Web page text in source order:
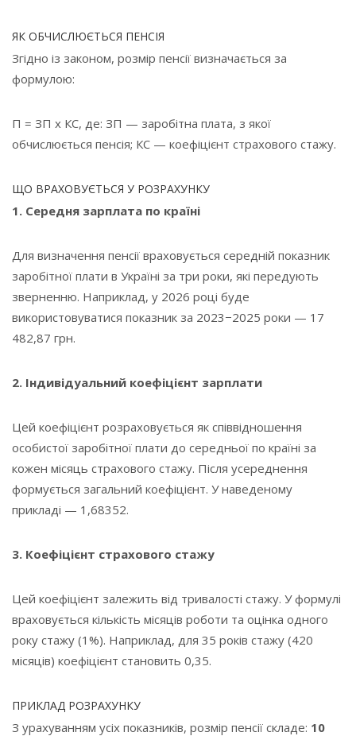
ЯК ОБЧИСЛЮЄТЬСЯ ПЕНСІЯ
Згідно із законом, розмір пенсії визначається за
формулою:
П = ЗП x КС, де: ЗП — заробітна плата, з якої
обчислюється пенсія; КС — коефіцієнт страхового стажу.
ЩО ВРАХОВУЄТЬСЯ У РОЗРАХУНКУ
1. Середня зарплата по країні
Для визначення пенсії враховується середній показник
заробітної плати в Україні за три роки, які передують
зверненню. Наприклад, у 2026 році буде
використовуватися показник за 2023−2025 роки — 17
482,87 грн.
2. Індивідуальний коефіцієнт зарплати
Цей коефіцієнт розраховується як співвідношення
особистої заробітної плати до середньої по країні за
кожен місяць страхового стажу. Після усереднення
формується загальний коефіцієнт. У наведеному
прикладі — 1,68352.
3. Коефіцієнт страхового стажу
Цей коефіцієнт залежить від тривалості стажу. У формулі
враховується кількість місяців роботи та оцінка одного
року стажу (1%). Наприклад, для 35 років стажу (420
місяців) коефіцієнт становить 0,35.
ПРИКЛАД РОЗРАХУНКУ
З урахуванням усіх показників, розмір пенсії складе: 10